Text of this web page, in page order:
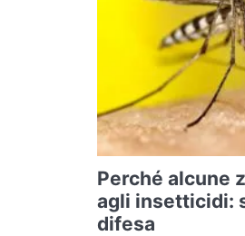
Perché alcune
agli insetticidi:
difesa